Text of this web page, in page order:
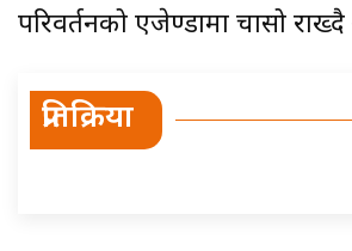
परिवर्तनको एजेण्डामा चासो
प्रतिक्रिया